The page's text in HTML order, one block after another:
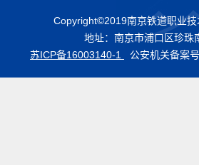
Copyright©2019南京铁道职业技
地址：南京市浦口区珍珠
苏ICP备16003140-1
公安机关备案